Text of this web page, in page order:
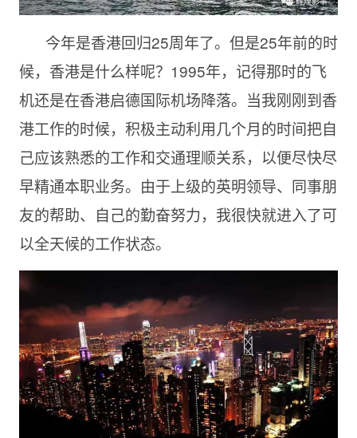
今年是香港回归25周年了。但是25年前的时
候，香港是什么样呢？1995年，记得那时的飞
机还是在香港启德国际机场降落。当我刚刚到香
港工作的时候，积极主动利用几个月的时间把自
己应该熟悉的工作和交通理顺关系，以便尽快尽
早精通本职业务。由于上级的英明领导、同事朋
友的帮助、自己的勤奋努力，我很快就进入了可
以全天候的工作状态。